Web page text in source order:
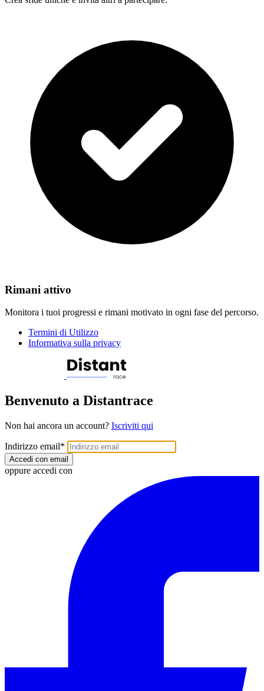
Rimani attivo
Monitora i tuoi progressi e rimani motivato in ogni fase del percorso.
Termini di Utilizzo
Informativa sulla privacy
Benvenuto a Distantrace
Non hai ancora un account? Iscriviti qui
Indirizzo email*
Accedi con email
oppure accedi con